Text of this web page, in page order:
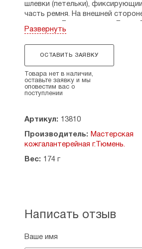
шлевки (петельки),
часть ремня. На внешней
нанесенные методом тиснения.
Подходит для мужских брюк
матовая.
Ширина ремня — 4 см.
Производитель: Россия.
Развернуть
ОСТАВИТЬ ЗАЯВКУ
Товара нет в наличии,
оставьте заявку и мы
оповестим вас о
поступлении
Артикул: 13810
Производитель: Мастерская
кожгалантерейная г.Тюмень.
Вес: 174 г
Написать отзыв
Ваше имя